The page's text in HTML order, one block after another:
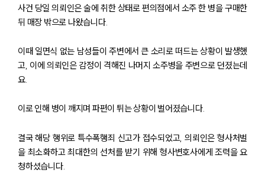
사건 당일 의뢰인은 술에 취한 상태로 편의점에서 소주 한 병을 구매한
뒤 매장 밖으로 나왔습니다.
이때 일면식 없는 남성들이 주변에서 큰 소리로 떠드는 상황이 발생했
고, 이에 의뢰인은 감정이 격해진 나머지 소주병을 주변으로 던졌는데
요.
이로 인해 병이 깨지며 파편이 튀는 상황이 벌어졌습니다.
결국 해당 행위로 특수폭행죄 신고가 접수되었고, 의뢰인은 형사처벌
을 최소화하고 최대한의 선처를 받기 위해 형사변호사에게 조력을 요
청하셨습니다.